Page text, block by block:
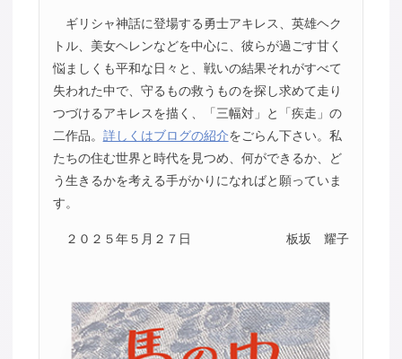
ギリシャ神話に登場する勇士アキレス、英雄ヘク
トル、美女ヘレンなどを中心に、彼らが過ごす甘く
悩ましくも平和な日々と、戦いの結果それがすべて
失われた中で、守るもの救うものを探し求めて走り
つづけるアキレスを描く、「三幅対」と「疾走」の
二作品。 詳しくはブログの紹介をごらん下さい。私
たちの住む世界と時代を見つめ、何ができるか、ど
う生きるかを考える手がかりになればと願っていま
す。
２０２５年５月２７日 板坂 耀子